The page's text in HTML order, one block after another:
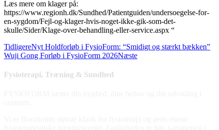
Læs mere om klager på:
https://www.regionh.dk/Sundhed/Patientguiden/undersoegelse-for-
en-sygdom/Fejl-og-klager-hvis-noget-ikke-gik-som-det-
skulle/Sider/Klage-over-behandling-eller-service.aspx “
TidligereNyt Holdforløb i FysioForm: “Smidigt og stærkt bækken”
Wuji Gong Forløb i FysioForm 2026Næste
Fysioterapi, Træning & Sundhed